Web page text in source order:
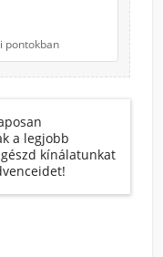
pontokban
a legjobb
kínálatunkat